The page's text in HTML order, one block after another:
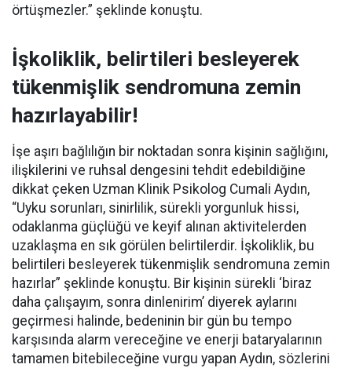
örtüşmezler.” şeklinde konuştu.
İşkoliklik, belirtileri besleyerek
tükenmişlik sendromuna zemin
hazırlayabilir!
İşe aşırı bağlılığın bir noktadan sonra kişinin sağlığını,
ilişkilerini ve ruhsal dengesini tehdit edebildiğine
dikkat çeken Uzman Klinik Psikolog Cumali Aydın,
“Uyku sorunları, sinirlilik, sürekli yorgunluk hissi,
odaklanma güçlüğü ve keyif alınan aktivitelerden
uzaklaşma en sık görülen belirtilerdir. İşkoliklik, bu
belirtileri besleyerek tükenmişlik sendromuna zemin
hazırlar” şeklinde konuştu. Bir kişinin sürekli ‘biraz
daha çalışayım, sonra dinlenirim’ diyerek aylarını
geçirmesi halinde, bedeninin bir gün bu tempo
karşısında alarm vereceğine ve enerji bataryalarının
tamamen bitebileceğine vurgu yapan Aydın, sözlerini